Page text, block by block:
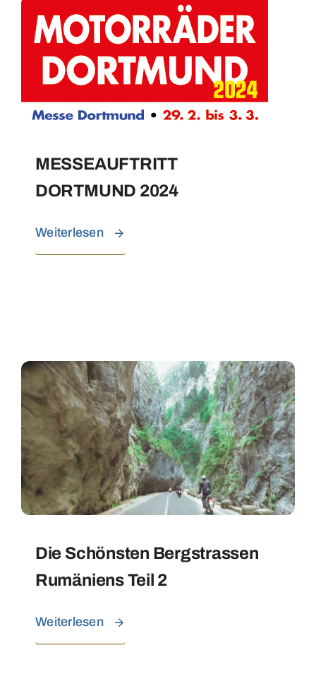
MESSEAUFTRITT
DORTMUND 2024
Weiterlesen
Die Schönsten Bergstrassen
Rumäniens Teil 2
Weiterlesen